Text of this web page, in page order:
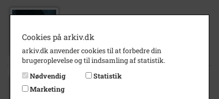
Korsør
Cookies på arkiv.dk
arkiv.dk anvender cookies til at forbedre din
brugeroplevelse og til indsamling af statistik.
Nødvendig
Statistik
Marketing